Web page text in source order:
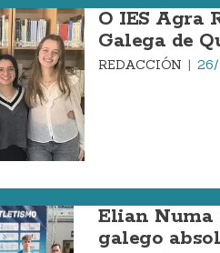
O IES Agra
Galega de
REDACCIÓN
Elian Numa
galego